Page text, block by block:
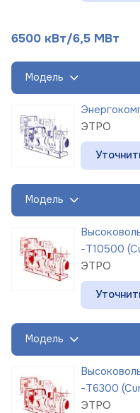
6500 кВт/6,5 МВт
Модель
ЭТРО
Модель
-Т10500
ЭТРО
Модель
-Т6300
ЭТРО